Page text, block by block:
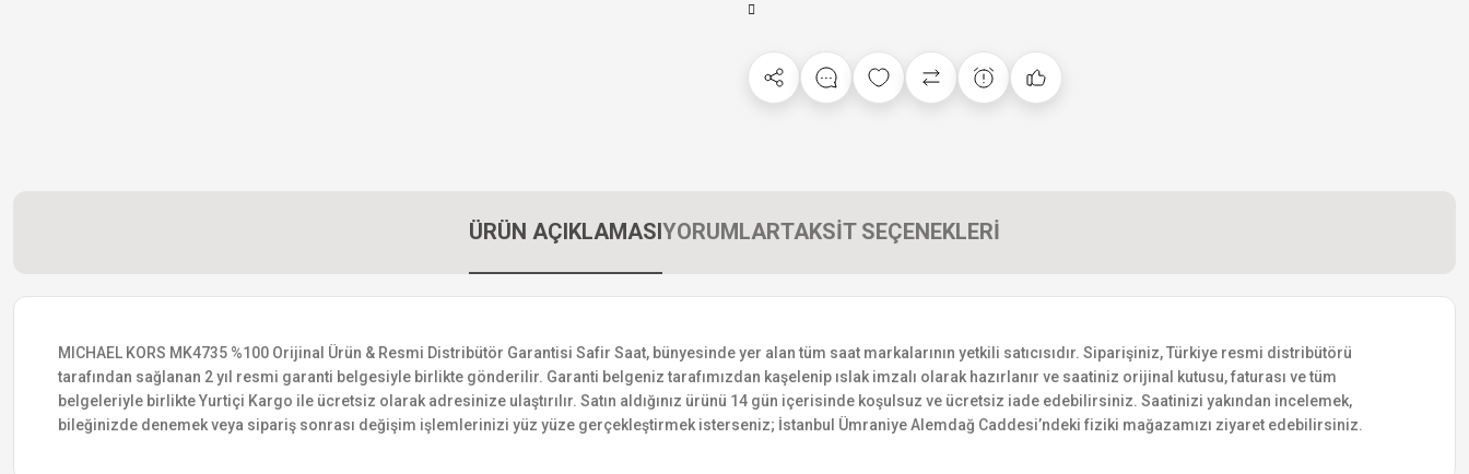
ÜRÜN AÇIKLAMASIYORUMLARTAKSİT SEÇENEKLERİ
MICHAEL KORS MK4735 %100 Orijinal Ürün & Resmi Distribütör Garantisi Safir Saat, bünyesinde yer alan tüm saat markalarının yetkili satıcısıdır. Siparişiniz, Türkiye resmi distribütörü
tarafından sağlanan 2 yıl resmi garanti belgesiyle birlikte gönderilir. Garanti belgeniz tarafımızdan kaşelenip ıslak imzalı olarak hazırlanır ve saatiniz orijinal kutusu, faturası ve tüm
belgeleriyle birlikte Yurtiçi Kargo ile ücretsiz olarak adresinize ulaştırılır. Satın aldığınız ürünü 14 gün içerisinde koşulsuz ve ücretsiz iade edebilirsiniz. Saatinizi yakından incelemek,
bileğinizde denemek veya sipariş sonrası değişim işlemlerinizi yüz yüze gerçekleştirmek isterseniz; İstanbul Ümraniye Alemdağ Caddesi’ndeki fiziki mağazamızı ziyaret edebilirsiniz.